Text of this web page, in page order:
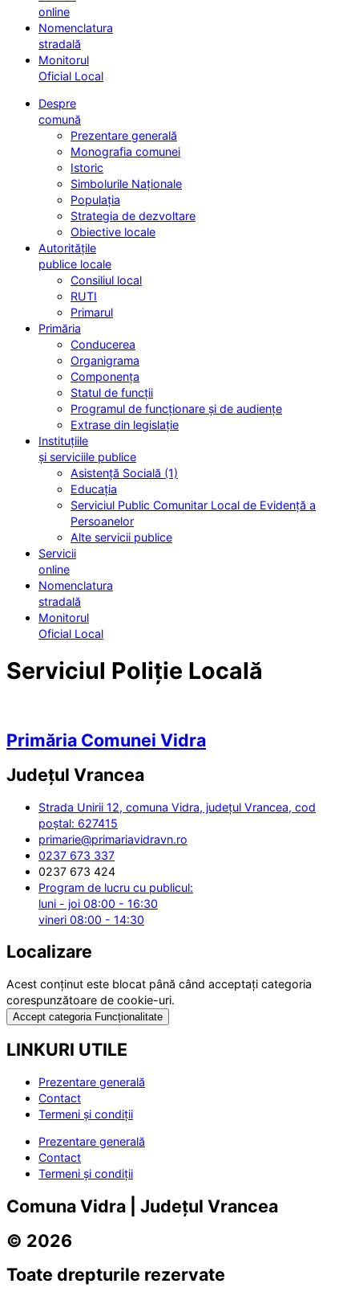
online
Nomenclatura
stradală
Monitorul
Oficial Local
Despre
comună
Prezentare generală
Monografia comunei
Istoric
Simbolurile Naționale
Populația
Strategia de dezvoltare
Obiective locale
Autoritățile
publice locale
Consiliul local
RUTI
Primarul
Primăria
Conducerea
Organigrama
Componența
Statul de funcții
Programul de funcționare și de audiențe
Extrase din legislație
Instituțiile
și serviciile publice
Asistență Socială (1)
Educația
Serviciul Public Comunitar Local de Evidență a
Persoanelor
Alte servicii publice
Servicii
online
Nomenclatura
stradală
Monitorul
Oficial Local
Serviciul Poliție Locală
Primăria Comunei Vidra
Județul Vrancea
Strada Unirii 12, comuna Vidra, județul Vrancea, cod
poștal: 627415
primarie@primariavidravn.ro
0237 673 337
0237 673 424
Program de lucru cu publicul:
luni - joi 08:00 - 16:30
vineri 08:00 - 14:30
Localizare
Acest conținut este blocat până când acceptați categoria
corespunzătoare de cookie-uri.
Accept categoria Funcționalitate
LINKURI UTILE
Prezentare generală
Contact
Termeni și condiții
Prezentare generală
Contact
Termeni și condiții
Comuna Vidra | Județul Vrancea
© 2026
Toate drepturile rezervate